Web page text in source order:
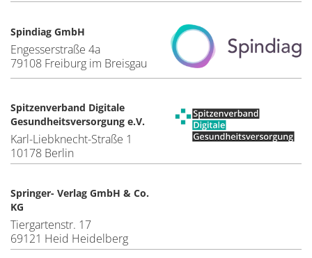
Spindiag GmbH
Engesserstraße 4a
79108 Freiburg im Breisgau
Spitzenverband Digitale
Gesundheitsversorgung e.V.
Karl-Liebknecht-Straße 1
10178 Berlin
Springer- Verlag GmbH & Co.
KG
Tiergartenstr. 17
69121 Heid Heidelberg